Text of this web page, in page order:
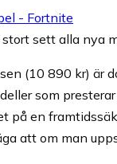
sett alla nya
(10 890 kr) är
som
på en
att om man